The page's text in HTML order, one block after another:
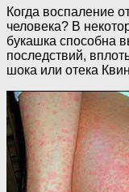
Когда воспаление
человека? В
букашка способна
последствий,
шока или отека